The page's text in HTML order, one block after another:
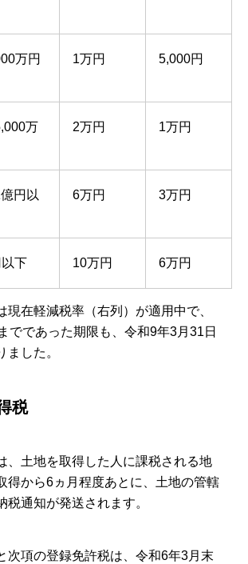
万円
1万円 5,000円
万
2万円 1万円
円以
6万円 3万円
下 10万円 6万円
現在軽減税率（右列）が適用中で、
でであった期限も、令和9年3月31日
ました。
税
、土地を取得した人に課税される地
得から6ヵ月程度あとに、土地の管轄
税通知が発送されます。
次項の登録免許税は、令和6年3月末